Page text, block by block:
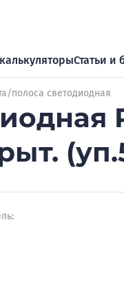
Статьи и
полоса светодиодная